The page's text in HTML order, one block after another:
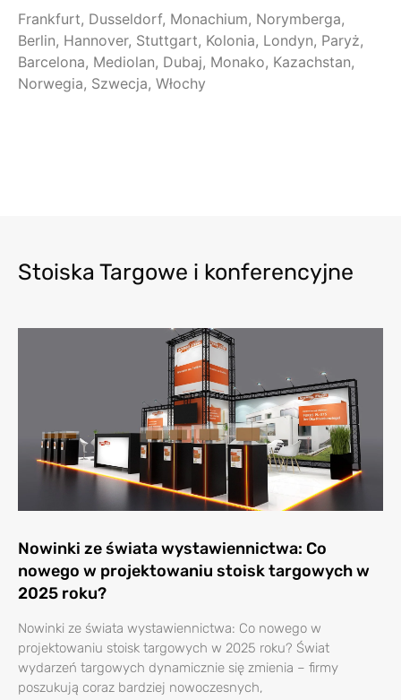
Frankfurt, Dusseldorf, Monachium, Norymberga,
Berlin, Hannover, Stuttgart, Kolonia, Londyn, Paryż,
Barcelona, Mediolan, Dubaj, Monako, Kazachstan,
Norwegia, Szwecja, Włochy
Stoiska Targowe i konferencyjne
Nowinki ze świata wystawiennictwa: Co
nowego w projektowaniu stoisk targowych w
2025 roku?
Nowinki ze świata wystawiennictwa: Co nowego w
projektowaniu stoisk targowych w 2025 roku? Świat
wydarzeń targowych dynamicznie się zmienia – firmy
poszukują coraz bardziej nowoczesnych,